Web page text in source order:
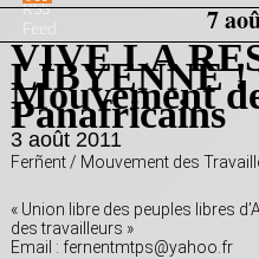
RSS
Feed
7
VIVE LA
LIBYENNE !
Mouvement
Panafricains
3 août 2011
Ferñent / Mouvement des
« Union libre des peuples libres
des travailleurs »
Email : fernentmtps@yahoo.fr